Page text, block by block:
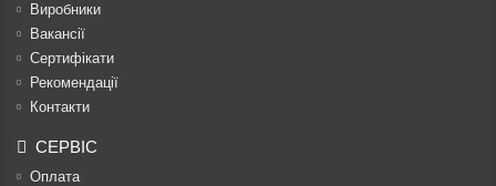
Виробники
Вакансії
Сертифікати
Рекомендації
Контакти
СЕРВІС
Оплата